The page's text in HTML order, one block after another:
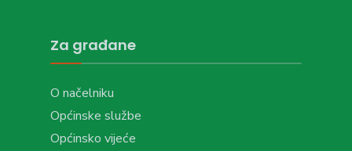
Za građane
O načelniku
Općinske službe
Općinsko vijeće